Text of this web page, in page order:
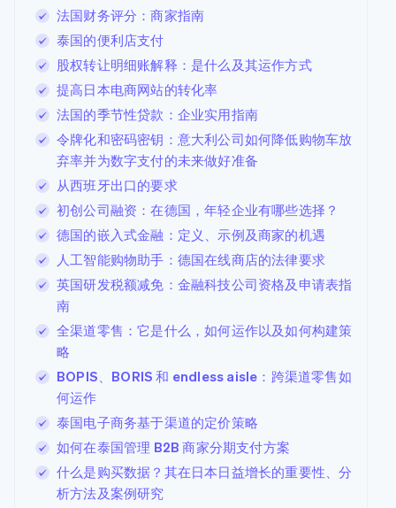
更多
Product roadmap
Radar
欺诈防范
Atlas
初创企业注册
Climate
碳移除
Identity
在线身份验证
了解 Stripe 如何为 AI 构建经济基础设施。
立即观看
零售
生态系统
合作伙伴
Stripe App
Marketplace
法国财务评分：商家指南
泰国的便利店支付
股权转让明细账解释：是什么及其运作方式
提高日本电商网站的转化率
法国的季节性贷款：企业实用指南
令牌化和密码密钥：意大利公司如何降低购物车放
弃率并为数字支付的未来做好准备
从西班牙出口的要求
初创公司融资：在德国，年轻企业有哪些选择？
德国的嵌入式金融：定义、示例及商家的机遇
人工智能购物助手：德国在线商店的法律要求
英国研发税额减免：金融科技公司资格及申请表指
南
全渠道零售：它是什么，如何运作以及如何构建策
略
BOPIS、BORIS 和 endless aisle：跨渠道零售如
何运作
泰国电子商务基于渠道的定价策略
如何在泰国管理 B2B 商家分期支付方案
什么是购买数据？其在日本日益增长的重要性、分
析方法及案例研究